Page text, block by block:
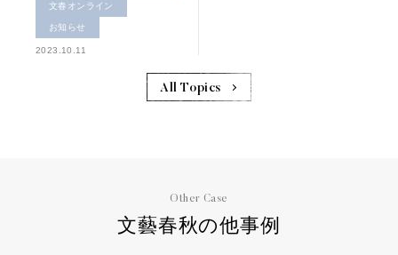
文春オンライン
お知らせ
2023.10.11
All Topics
Other Case
文藝春秋の他事例